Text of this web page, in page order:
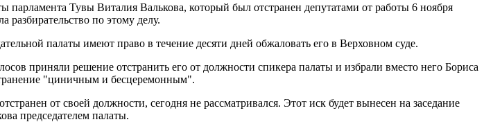
парламента Тувы Виталия Валькова, который был отстранен депутатами от работы 6 ноября
разбирательство по этому делу.
палаты имеют право в течение десяти дней обжаловать его в Верховном суде.
приняли решение отстранить его от должности спикера палаты и избрали вместо него Бориса
"циничным и бесцеремонным".
от своей должности, сегодня не рассматривался. Этот иск будет вынесен на заседание
председателем палаты.